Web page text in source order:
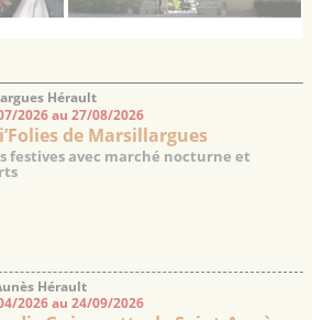
Hérault
2026 au 27/08/2026
de Marsillargues
festives avec marché nocturne et
Hérault
2026 au 24/09/2026